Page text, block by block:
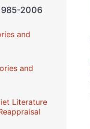
2006
and
and
Literature